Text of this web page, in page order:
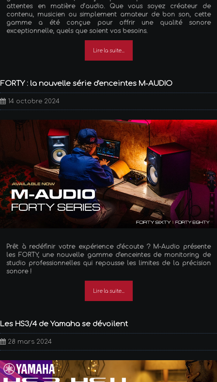
attentes en matière d’audio. Que vous soyez créateur de
contenu, musicien ou simplement amateur de bon son, cette
gamme a été conçue pour offrir une qualité sonore
exceptionnelle, quels que soient vos besoins.
Lire la suite...
FORTY : la nouvelle série d'enceintes M-AUDIO
14 octobre 2024
Prêt à redéfinir votre expérience d'écoute ? M-Audio présente
les FORTY, une nouvelle gamme d'enceintes de monitoring de
studio professionnelles qui repousse les limites de la précision
sonore !
Lire la suite...
Les HS3/4 de Yamaha se dévoilent
28 mars 2024